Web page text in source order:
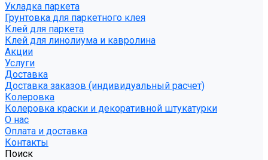
Укладка паркета
Грунтовка для паркетного клея
Клей для паркета
Клей для линолиума и кавролина
Акции
Услуги
Доставка
Доставка заказов (индивидуальный расчет)
Колеровка
Колеровка краски и декоративной штукатурки
О нас
Оплата и доставка
Контакты
Поиск